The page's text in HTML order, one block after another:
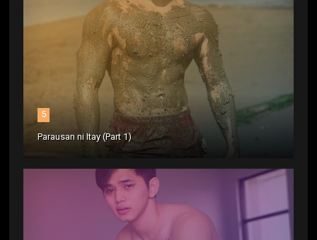
5
Parausan ni Itay (Part 1)